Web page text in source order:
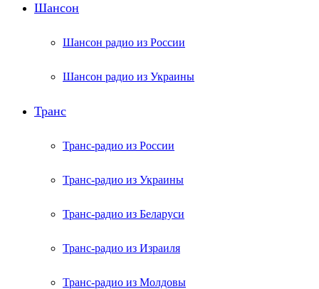
Шансон
Шансон радио из России
Шансон радио из Украины
Транс
Транс-радио из России
Транс-радио из Украины
Транс-радио из Беларуси
Транс-радио из Израиля
Транс-радио из Молдовы